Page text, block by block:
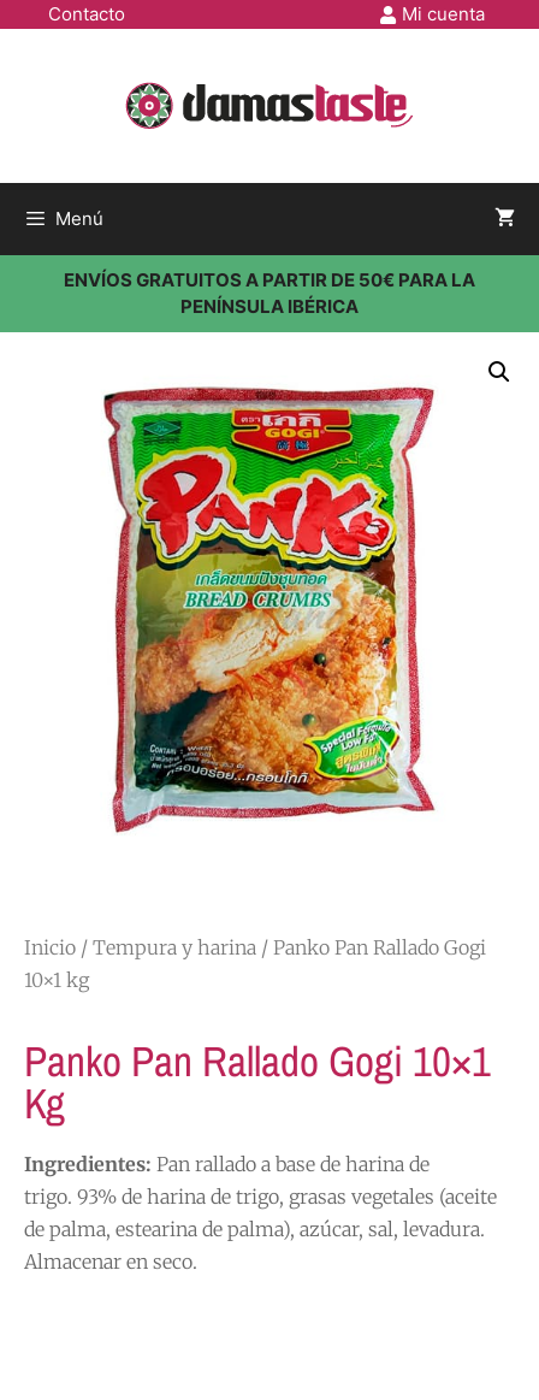
Contacto Mi cuenta
Menú
ENVÍOS GRATUITOS A PARTIR DE 50€ PARA LA
PENÍNSULA IBÉRICA
Inicio / Tempura y harina / Panko Pan Rallado Gogi
10×1 kg
Panko Pan Rallado Gogi 10×1
Kg
Ingredientes: Pan rallado a base de harina de
trigo. 93% de harina de trigo, grasas vegetales (aceite
de palma, estearina de palma), azúcar, sal, levadura.
Almacenar en seco.